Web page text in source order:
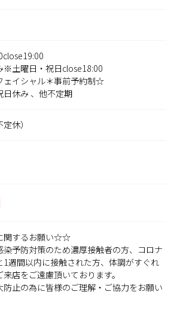
※土曜日・祝日close18:00
ェイシャル＊事前予約制☆
日休み 、他不定期
休）
するお願い☆☆
染予防対策のため濃厚接触者の方、コロナ
1週間以内に接触された方、体調がすぐれ
店をご遠慮頂いております。
止の為に皆様のご理解・ご協力をお願い